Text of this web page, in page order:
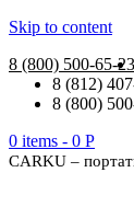
Skip to content
8 (800) 500-65-23
8 (812)
8 (800)
0 items - 0 Р
CARKU –